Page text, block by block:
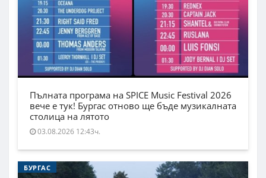
Пълната програма на SPICE Music Festival 2026
вече е тук! Бургас отново ще бъде музикалната
столица на лятото
03.08.2026 12:43ч.
БУРГАС